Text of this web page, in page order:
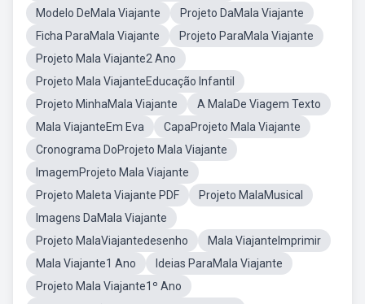
Modelo DeMala Viajante
Projeto DaMala Viajante
Ficha ParaMala Viajante
Projeto ParaMala Viajante
Projeto Mala Viajante2 Ano
Projeto Mala ViajanteEducação Infantil
Projeto MinhaMala Viajante
A MalaDe Viagem Texto
Mala ViajanteEm Eva
CapaProjeto Mala Viajante
Cronograma DoProjeto Mala Viajante
ImagemProjeto Mala Viajante
Projeto Maleta Viajante PDF
Projeto MalaMusical
Imagens DaMala Viajante
Projeto MalaViajantedesenho
Mala ViajanteImprimir
Mala Viajante1 Ano
Ideias ParaMala Viajante
Projeto Mala Viajante1º Ano